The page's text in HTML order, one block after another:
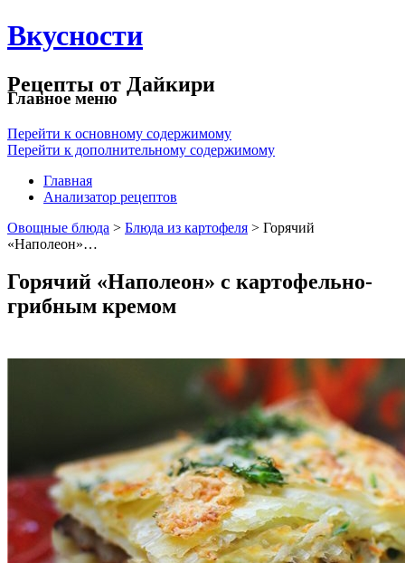
Вкусности
Рецепты от Дайкири
Главное меню
Перейти к основному содержимому
Перейти к дополнительному содержимому
Главная
Анализатор рецептов
Овощные блюда > Блюда из картофеля > Горячий
«Наполеон»…
Горячий «Наполеон» с картофельно-
грибным кремом